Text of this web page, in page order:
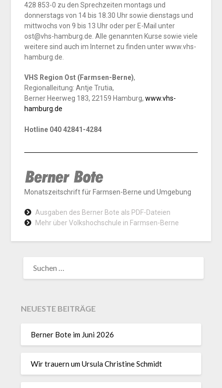
428 853-0 zu den Sprechzeiten montags und
donnerstags von 14 bis 18.30 Uhr sowie dienstags und
mittwochs von 9 bis 13 Uhr oder per E-Mail unter
ost@vhs-hamburg.de. Alle genannten Kurse sowie viele
weitere sind auch im Internet zu finden unter www.vhs-
hamburg.de.
VHS Region Ost (Farmsen-Berne),
Regionalleitung: Antje Trutia,
Berner Heerweg 183, 22159 Hamburg, www.vhs-
hamburg.de
Hotline 040 42841-4284
Monatszeitschrift für Farmsen-Berne und Umgebung
Ausgaben des Berner Bote als PDF-Dateien
Mehr über Volkshochschule in Farmsen-Berne
NEUESTE BEITRÄGE
Berner Bote im Juni 2026
Wir trauern um Ursula Christine Schmidt